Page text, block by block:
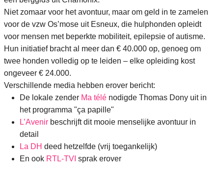
Niet zomaar voor het avontuur, maar om geld in te zamelen
voor de vzw Os’mose uit Esneux, die hulphonden opleidt
voor mensen met beperkte mobiliteit, epilepsie of autisme.
Hun initiatief bracht al meer dan € 40.000 op, genoeg om
twee honden volledig op te leiden – elke opleiding kost
ongeveer € 24.000.
Verschillende media hebben erover bericht:
De lokale zender Ma télé nodigde Thomas Dony uit in
het programma "ça papille"
L’Avenir beschrijft dit mooie menselijke avontuur in
detail
La DH deed hetzelfde (vrij toegankelijk)
En ook RTL-TVI sprak erover